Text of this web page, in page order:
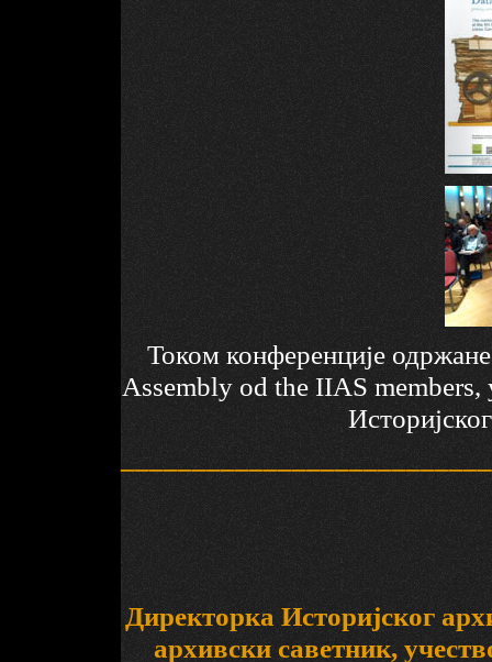
Током конференције
Assembly od the IIAS members,
Директорка Историјског
архивски саветник,